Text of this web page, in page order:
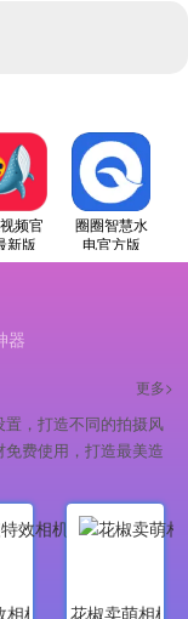
频官
新版
圈圈智慧水
电官方版
器
更多>
，打造不同的拍摄风
费使用，打造最美造
机
花椒卖萌相机